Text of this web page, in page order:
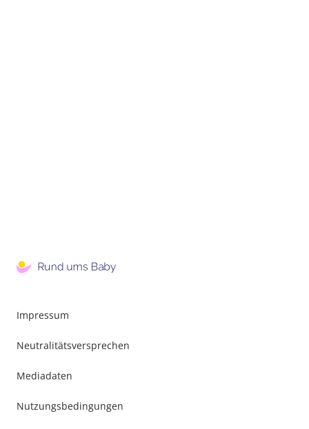
Impressum
Neutralitätsversprechen
Mediadaten
Nutzungsbedingungen